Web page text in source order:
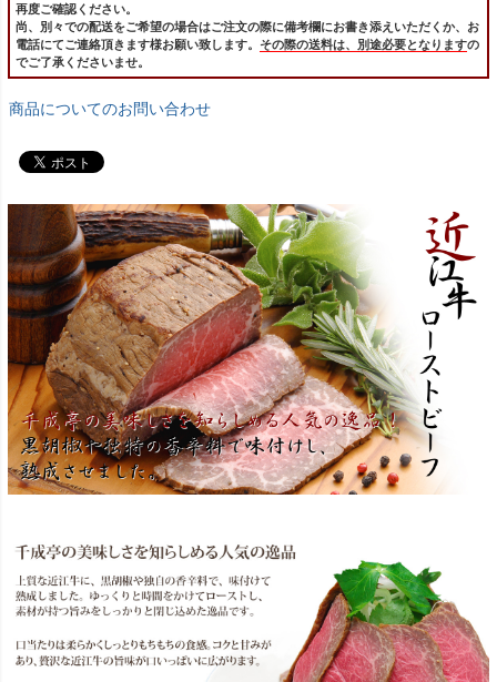
再度ご確認ください。
尚、別々での配送をご希望の場合はご注文の際に備考欄にお書き添えいただくか、お
電話にてご連絡頂きます様お願い致します。 その際の送料は、別途必要となりますの
でご了承くださいませ。
商品についてのお問い合わせ